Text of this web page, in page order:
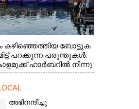
ബോട്ടുക
പറക്കുന്ന പരുന്തുകൾ.
ഹാർബറിൽ നിന്നു
അഭിനന്ദിച്ചു